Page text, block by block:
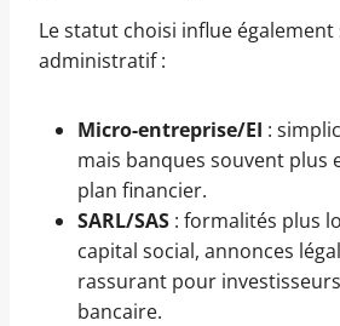
Le statut choisi influe
administratif :
Micro-entreprise/EI :
mais banques souvent plus
plan financier.
SARL/SAS : formalités plus
capital social, annonces
rassurant pour
bancaire.